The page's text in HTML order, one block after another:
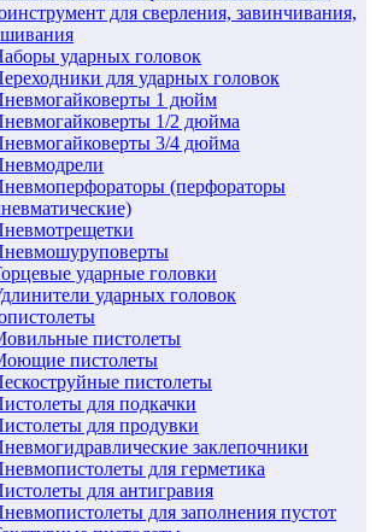
для сверления, завинчивания,
ударных головок
для ударных головок
1 дюйм
1/2 дюйма
3/4 дюйма
(перфораторы
ударные головки
ударных головок
пистолеты
пистолеты
пистолеты
для подкачки
для продувки
заклепочники
для герметика
для антигравия
для заполнения пустот